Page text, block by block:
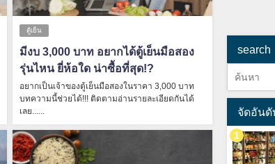
ตู้เย็น
มีงบ 3,000 บาท อยากได้ตู้เย็นมือสอง
รุ่นไหน ยี่ห้อใด น่าซื้อที่สุด!?
อยากเป็นเจ้าของตู้เย็นมือสองในราคา 3,000 บาท
บทความนี้ช่วยได้!!! ติดตามอ่านรายละเอียดกันได้
เลย......
search
จัดอัน